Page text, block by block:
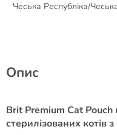
Чеська Республіка/
Опис
Brit Premium Cat
стерилізованих котів